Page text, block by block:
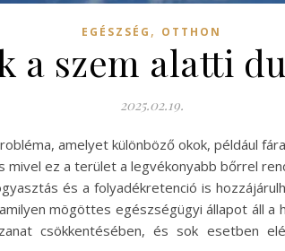
EGÉSZSÉG , OTTHON
a szem alatti
2025.02.19.
amelyet különböző okok, például
mivel ez a terület a legvékonyabb bőrrel
és a folyadékretenció is
mögöttes egészségügyi állapot áll
csökkentésében, és sok esetben